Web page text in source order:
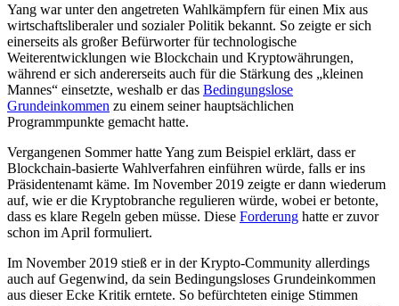
Yang war unter den angetreten Wahlkämpfern für einen Mix aus
wirtschaftsliberaler und sozialer Politik bekannt. So zeigte er sich
einerseits als großer Befürworter für technologische
Weiterentwicklungen wie Blockchain und Kryptowährungen,
während er sich andererseits auch für die Stärkung des „kleinen
Mannes“ einsetzte, weshalb er das Bedingungslose
Grundeinkommen zu einem seiner hauptsächlichen
Programmpunkte gemacht hatte.
Vergangenen Sommer hatte Yang zum Beispiel erklärt, dass er
Blockchain-basierte Wahlverfahren einführen würde, falls er ins
Präsidentenamt käme. Im November 2019 zeigte er dann wiederum
auf, wie er die Kryptobranche regulieren würde, wobei er betonte,
dass es klare Regeln geben müsse. Diese Forderung hatte er zuvor
schon im April formuliert.
Im November 2019 stieß er in der Krypto-Community allerdings
auch auf Gegenwind, da sein Bedingungsloses Grundeinkommen
aus dieser Ecke Kritik erntete. So befürchteten einige Stimmen